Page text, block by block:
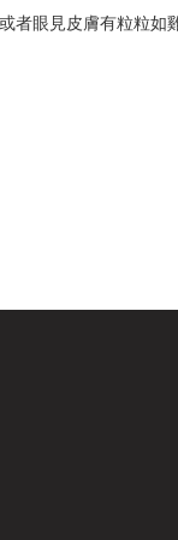
者眼見皮膚有粒粒如